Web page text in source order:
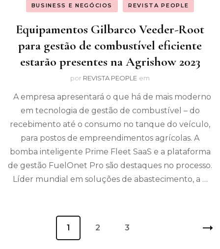
BUSINESS E NEGÓCIOS REVISTA PEOPLE
Equipamentos Gilbarco Veeder-Root
para gestão de combustível eficiente
estarão presentes na Agrishow 2023
por REVISTA PEOPLE em
A empresa apresentará o que há de mais moderno
em tecnologia de gestão de combustível – do
recebimento até o consumo no tanque do veículo,
para postos de empreendimentos agrícolas. A
bomba inteligente Prime Fleet SaaS e a plataforma
de gestão FuelOnet Pro são destaques no processo.
Líder mundial em soluções de abastecimento, a …
Página
1 Página
2 Página
3